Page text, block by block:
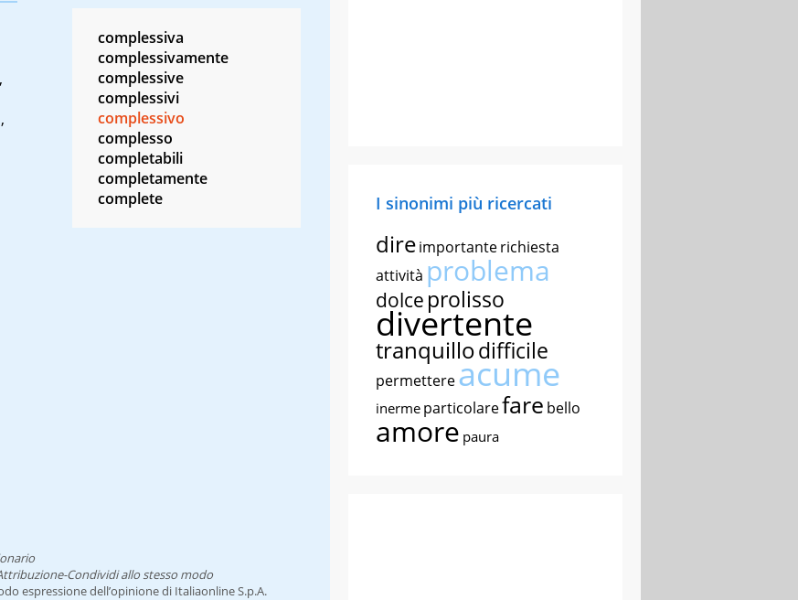
complessiva
complessivamente
complessive
complessivi
complessivo
complesso
completabili
completamente
complete
Condividi allo stesso modo
espressione dell’opinione di Italiaonline S.p.A.
I sinonimi più ricercati
direimportanterichiesta
attività problema
dolce prolisso
divertente
tranquillodifficile
permettereacume
inerme particolarefare bello
amore paura